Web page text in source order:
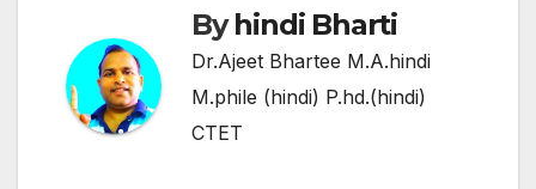
Byhindi Bharti
Dr.Ajeet Bhartee M.A.hindi
M.phile (hindi) P.hd.(hindi)
CTET